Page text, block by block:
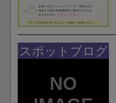
スポットブログ